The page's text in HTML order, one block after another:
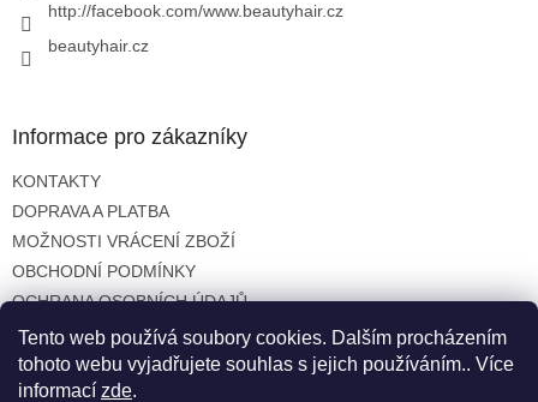
Tento web používá soubory cookies. Dalším procházením
tohoto webu vyjadřujete souhlas s jejich používáním.. Více
informací zde.
http://facebook.com/www.beautyhair.cz
beautyhair.cz
Informace pro zákazníky
KONTAKTY
DOPRAVA A PLATBA
MOŽNOSTI VRÁCENÍ ZBOŽÍ
OBCHODNÍ PODMÍNKY
OCHRANA OSOBNÍCH ÚDAJŮ